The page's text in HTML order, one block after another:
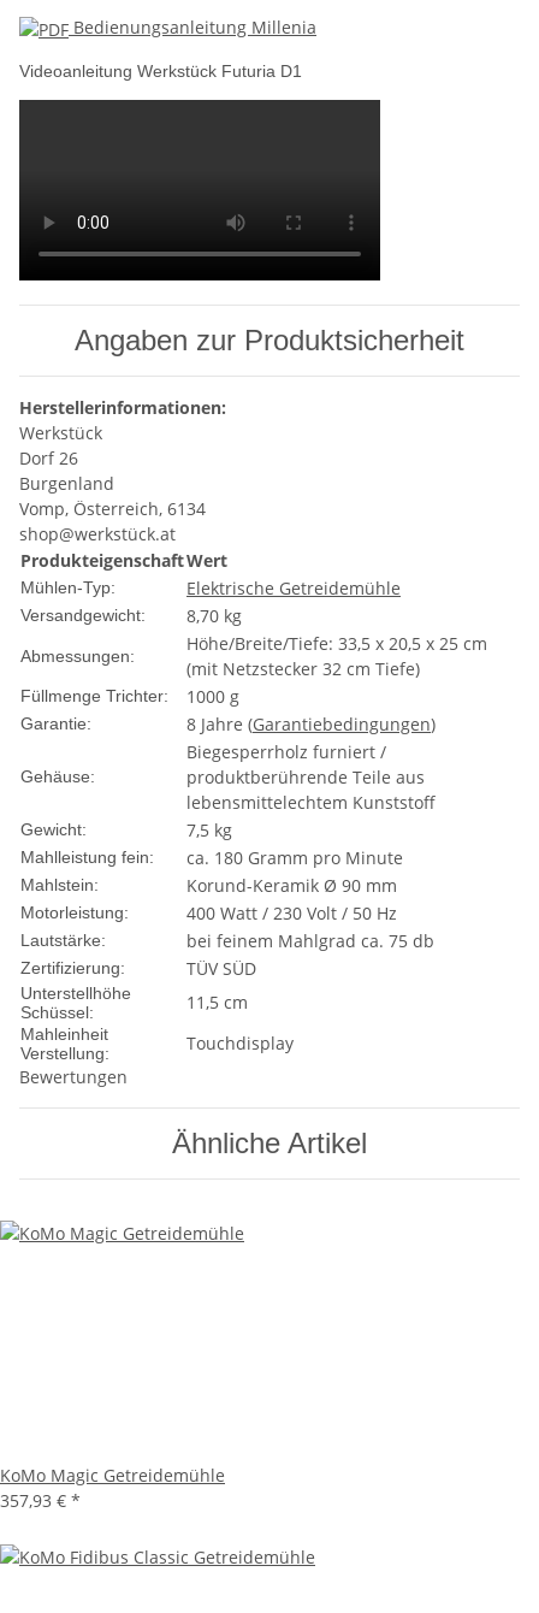
Bedienungsanleitung Millenia
Videoanleitung Werkstück Futuria D1
Angaben zur Produktsicherheit
Herstellerinformationen:
Werkstück
Dorf 26
Burgenland
Vomp, Österreich, 6134
shop@werkstück.at
ProdukteigenschaftWert
Mühlen-Typ: Elektrische Getreidemühle
Versandgewicht: 8,70 kg
Abmessungen:
Höhe/Breite/Tiefe: 33,5 x 20,5 x 25 cm
(mit Netzstecker 32 cm Tiefe)
Füllmenge Trichter: 1000 g
Garantie: 8 Jahre (Garantiebedingungen)
Gehäuse:
Biegesperrholz furniert /
produktberührende Teile aus
lebensmittelechtem Kunststoff
Gewicht: 7,5 kg
Mahlleistung fein: ca. 180 Gramm pro Minute
Mahlstein: Korund-Keramik Ø 90 mm
Motorleistung: 400 Watt / 230 Volt / 50 Hz
Lautstärke: bei feinem Mahlgrad ca. 75 db
Zertifizierung: TÜV SÜD
Unterstellhöhe
Schüssel:
11,5 cm
Mahleinheit
Verstellung:
Touchdisplay
Bewertungen
Ähnliche Artikel
KoMo Magic Getreidemühle
357,93 € *